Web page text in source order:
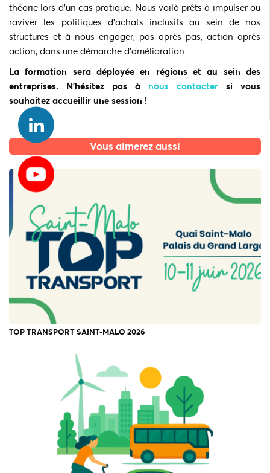
théorie lors d’un cas pratique. Nous voilà prêts à impulser ou
raviver les politiques d’achats inclusifs au sein de nos
structures et à nous engager, pas après pas, action après
action, dans une démarche d’amélioration.
La formation sera déployée en régions et au sein des
entreprises. N’hésitez pas à nous contacter si vous
souhaitez accueillir une session !
Vous aimerez aussi
TOP TRANSPORT SAINT-MALO 2026